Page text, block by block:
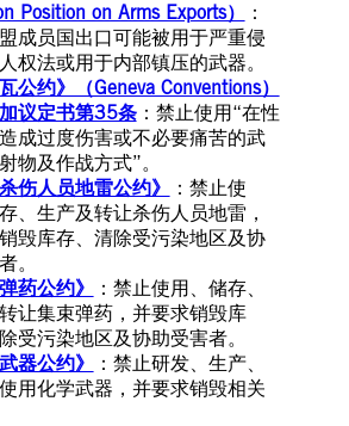
Position on Arms Exports）
：
成员国出口可能被用于严重侵
权法或用于内部镇压的武器。
公约》（Geneva Conventions）
议定书第35条：禁止使用“在性
成过度伤害或不必要痛苦的武
物及作战方式”。
伤人员地雷公约》
：禁止使
、生产及转让杀伤人员地雷，
毁库存、清除受污染地区及协
。
药公约》
：禁止使用、储存、
让集束弹药，并要求销毁库
受污染地区及协助受害者。
器公约》
：禁止研发、生产、
用化学武器，并要求销毁相关